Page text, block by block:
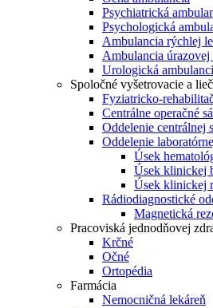
Psychiatrická
Psychologická
Ambulancia rýchlej
Ambulancia
Urologická
Spoločné vyšetrovacie a
Fyziatricko-
Centrálne operačné
Oddelenie centrálnej
Oddelenie
Úsek
Úsek klinickej
Úsek klinickej
Rádiodiagnostické
Magnetická
Pracoviská jednodňovej
Krčné
Očné
Ortopédia
Farmácia
Nemocničná lekáreň